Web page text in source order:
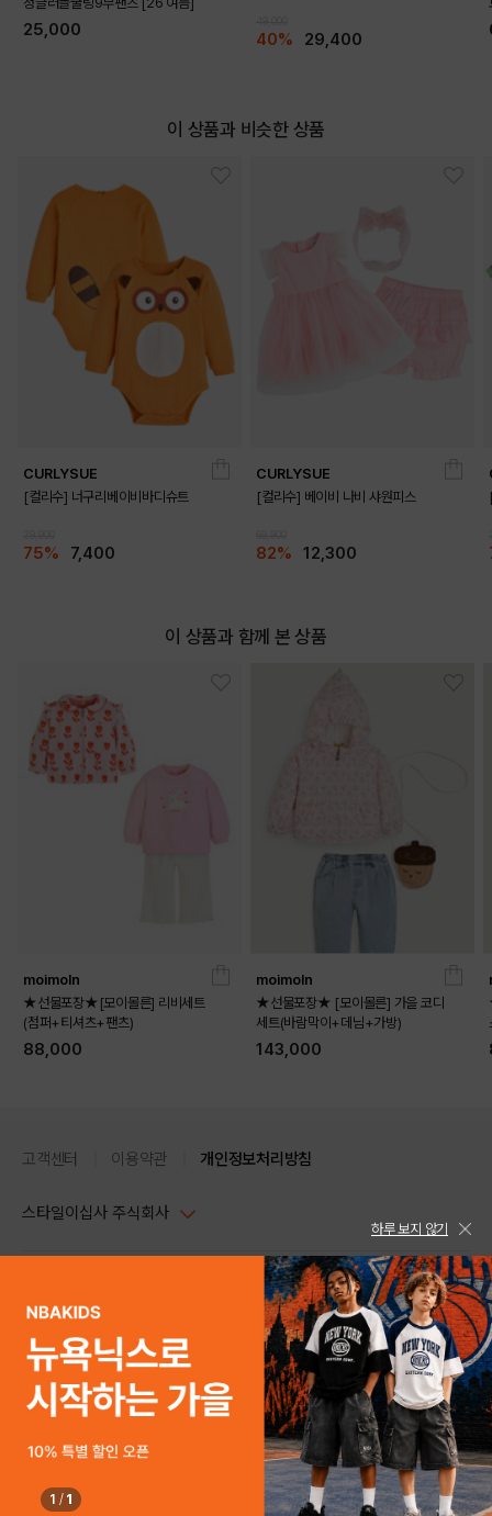
25,000 40% 29,400
이 상품과 비슷한 상품
CURLYSUE
[컬리수] 너구리베이비바디슈트
75% 7,400
CURLYSUE
[컬리수] 베이비 나비 샤원피스
82% 12,300
이 상품과 함께 본 상품
moimoln
★선물포장★[모이몰른] 리비세트
(점퍼+티셔츠+팬츠)
88,000
moimoln
★선물포장★ [모이몰른] 가을 코디
세트(바람막이+데님+가방)
143,000
고객센터 이용약관 개인정보처리방침
스타일이십사 주식회사
주소 : 서울시 강남구 논현로 633, 6층 (논현동, 한세엠케이빌딩)
사업자등록번호 : 116-81-32499
통신판매업신고번호 : 제 2024-서울강남-04239
호스팅 서비스 : 스타일이십사㈜
고객센터 1544-5336(평일 09:00~ 18:00 토/일/공휴일 휴무)
스타일24 고객센터 1544-5336
평일 09:00~ 18:00 (토/일/공휴일 휴무)
help Email : help@style24.com
COPYRIGHTⓒ2021 STYLE24 ALL RIGHTS RESERVED.
하루 보지 않기
1 / 1